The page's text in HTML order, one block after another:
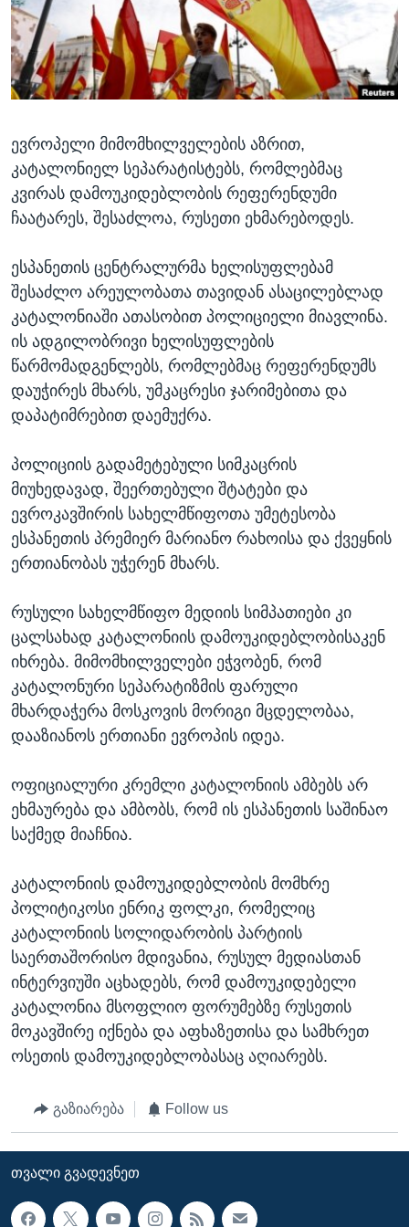
ᲡᲢᲣᲓᲘᲐ ᲕᲐᲨᲘᲜᲒᲢᲝᲜᲘ
ᲔᲙᲝᲜᲝᲛᲘᲙᲐ
ᲯᲐᲜᲛᲠᲗᲔᲚᲝᲑᲐ
ᲛᲔᲪᲜᲘᲔᲠᲔᲑᲐ
ᲙᲣᲚᲢᲣᲠᲐ
ᲒᲐᲚᲘᲚᲔᲝ
ᲓᲔᲖᲘᲜᲤᲝᲠᲛᲐᲪᲘᲐ
Learning English
ᲗᲕᲐᲚᲘ ᲒᲕᲐᲓᲔᲕᲜᲔᲗ
ენები
ევროპელი მიმომხილველების აზრით,
კატალონიელ სეპარატისტებს, რომლებმაც
კვირას დამოუკიდებლობის რეფერენდუმი
ჩაატარეს, შესაძლოა, რუსეთი ეხმარებოდეს.
ესპანეთის ცენტრალურმა ხელისუფლებამ
შესაძლო არეულობათა თავიდან ასაცილებლად
კატალონიაში ათასობით პოლიციელი მიავლინა.
ის ადგილობრივი ხელისუფლების
წარმომადგენლებს, რომლებმაც რეფერენდუმს
დაუჭირეს მხარს, უმკაცრესი ჯარიმებითა და
დაპატიმრებით დაემუქრა.
პოლიციის გადამეტებული სიმკაცრის
მიუხედავად, შეერთებული შტატები და
ევროკავშირის სახელმწიფოთა უმეტესობა
ესპანეთის პრემიერ მარიანო რახოისა და ქვეყნის
ერთიანობას უჭერენ მხარს.
რუსული სახელმწიფო მედიის სიმპათიები კი
ცალსახად კატალონიის დამოუკიდებლობისაკენ
იხრება. მიმომხილველები ეჭვობენ, რომ
კატალონური სეპარატიზმის ფარული
მხარდაჭერა მოსკოვის მორიგი მცდელობაა,
დააზიანოს ერთიანი ევროპის იდეა.
ოფიციალური კრემლი კატალონიის ამბებს არ
ეხმაურება და ამბობს, რომ ის ესპანეთის საშინაო
საქმედ მიაჩნია.
კატალონიის დამოუკიდებლობის მომხრე
პოლიტიკოსი ენრიკ ფოლკი, რომელიც
კატალონიის სოლიდარობის პარტიის
საერთაშორისო მდივანია, რუსულ მედიასთან
ინტერვიუში აცხადებს, რომ დამოუკიდებელი
კატალონია მსოფლიო ფორუმებზე რუსეთის
მოკავშირე იქნება და აფხაზეთისა და სამხრეთ
ოსეთის დამოუკიდებლობასაც აღიარებს.
გაზიარება Follow us
ᲗᲕᲐᲚᲘ ᲒᲕᲐᲓᲔᲕᲜᲔᲗ